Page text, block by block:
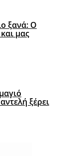
ξανά: Ο
μας
ξέρει